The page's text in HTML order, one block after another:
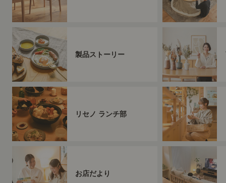
製品ストーリー
リセノ ランチ部
お店だより